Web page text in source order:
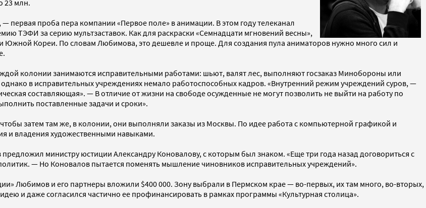
23 млн.
первая проба пера компании «Первое поле» в анимации. В этом году телеканал
ТЭФИ за серию мультзаставок. Как для раскраски «Семнадцати мгновений весны»,
Южной Кореи. По словам Любимова, это дешевле и проще. Для создания пула аниматоров нужно много сил и
колонии занимаются исправительными работами: шьют, валят лес, выполняют госзаказ Минобороны или
в исправительных учреждениях немало работоспособных кадров. «Внутренний режим учреждений суров, —
составляющая». — В отличие от жизни на свободе осужденные не могут позволить не выйти на работу по
поставленные задачи и сроки».
затем там же, в колонии, они выполняли заказы из Москвы. По идее работа с компьютерной графикой и
и владения художественными навыками.
министру юстиции Александру Коновалову, с которым был знаком. «Еще три года назад договориться с
— Но Коновалов пытается поменять мышление чиновников исправительных учреждений».
Любимов и его партнеры вложили $400 000. Зону выбрали в Пермском крае — во-первых, их там много, во-вторых,
и даже согласился частично ее профинансировать в рамках программы «Культурная столица».